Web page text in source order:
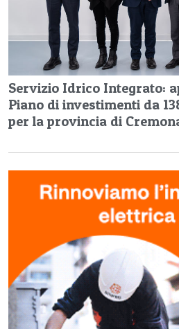
Servizio Idrico Integrato:
Piano di investimenti da
per la provincia di